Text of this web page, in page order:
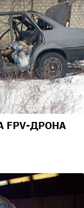
FPV-ДРОНА